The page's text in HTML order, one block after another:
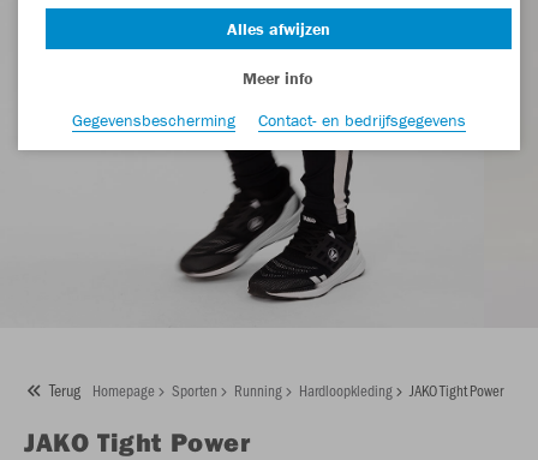
Terug Homepage Sporten Running Hardloopkleding JAKO Tight Power
JAKO Tight Power
Alles afwijzen
Meer info
Gegevensbescherming
Contact- en bedrijfsgegevens